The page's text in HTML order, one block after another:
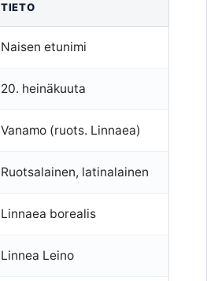
TIETO
Naisen etunimi
20. heinäkuuta
Vanamo (ruots. Linnaea)
Ruotsalainen, latinalainen
Linnaea borealis
Linnea Leino